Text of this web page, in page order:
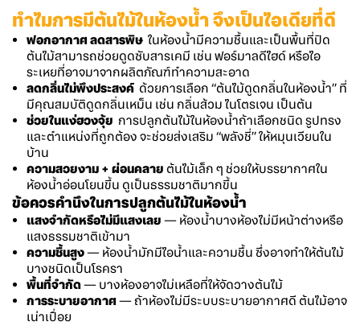
ทำไมการมีต้นไม้ในห้องน้ำ จึงเป็นไอเดียที่ดี
ฟอกอากาศ ลดสารพิษ ในห้องน้ำมีความชื้นและเป็นพื้นที่ปิด
ต้นไม้สามารถช่วยดูดซับสารเคมี เช่น ฟอร์มาลดีไฮด์ หรือไอ
ระเหยที่อาจมาจากผลิตภัณฑ์ทำความสะอาด
ลดกลิ่นไม่พึงประสงค์ ด้วยการเลือก “ต้นไม้ดูดกลิ่นในห้องน้ำ” ที่
มีคุณสมบัติดูดกลิ่นเหม็น เช่น กลิ่นส้วม ไนโตรเจน เป็นต้น
ช่วยในแง่ฮวงจุ้ย การปลูกต้นไม้ในห้องน้ำถ้าเลือกชนิด รูปทรง
และตำแหน่งที่ถูกต้อง จะช่วยส่งเสริม “พลังชี่” ให้หมุนเวียนใน
บ้าน
ความสวยงาม + ผ่อนคลาย ต้นไม้เล็ก ๆ ช่วยให้บรรยากาศใน
ห้องน้ำอ่อนโยนขึ้น ดูเป็นธรรมชาติมากขึ้น
ข้อควรคำนึงในการปลูกต้นไม้ในห้องน้ำ
แสงจำกัดหรือไม่มีแสงเลย — ห้องน้ำบางห้องไม่มีหน้าต่างหรือ
แสงธรรมชาติเข้ามา
ความชื้นสูง— ห้องน้ำมักมีไอน้ำและความชื้น ซึ่งอาจทำให้ต้นไม้
บางชนิดเป็นโรครา
พื้นที่จำกัด— บางห้องอาจไม่เหลือที่ให้จัดวางต้นไม้
การระบายอากาศ — ถ้าห้องไม่มีระบบระบายอากาศดี ต้นไม้อาจ
เน่าเปื่อย